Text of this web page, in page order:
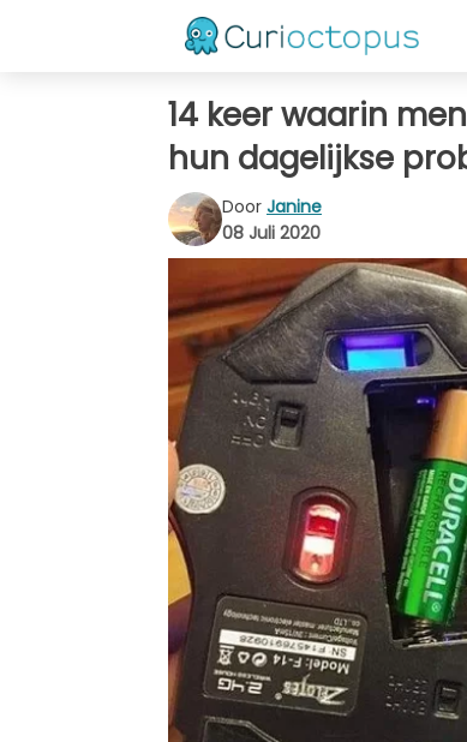
14 keer waarin
hun dagelijkse
Door Janine
08 Juli 2020